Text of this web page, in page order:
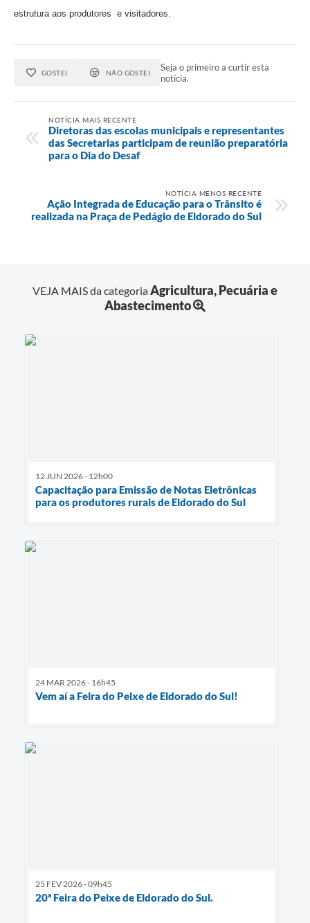
estrutura aos produtores e visitadores.
GOSTEI NÃO GOSTEI
Seja o primeiro a curtir esta
notícia.
NOTÍCIA MAIS RECENTE
Diretoras das escolas municipais e representantes
das Secretarias participam de reunião preparatória
para o Dia do Desaf
NOTÍCIA MENOS RECENTE
Ação Integrada de Educação para o Trânsito é
realizada na Praça de Pedágio de Eldorado do Sul
VEJA MAIS da categoriaAgricultura, Pecuária e
Abastecimento
12 JUN 2026 - 12h00
Capacitação para Emissão de Notas Eletrônicas
para os produtores rurais de Eldorado do Sul
24 MAR 2026 - 16h45
Vem aí a Feira do Peixe de Eldorado do Sul!
25 FEV 2026 - 09h45
20ª Feira do Peixe de Eldorado do Sul.